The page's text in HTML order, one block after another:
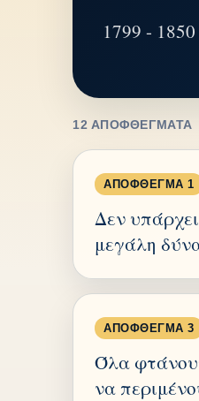
1799 -
12 ΑΠΟΦΘΈΓΜΑΤΑ
ΑΠΌΦΘΕΓΜΑ 1
Δεν
μεγάλη
ΑΠΌΦΘΕΓΜΑ 3
Όλα
να